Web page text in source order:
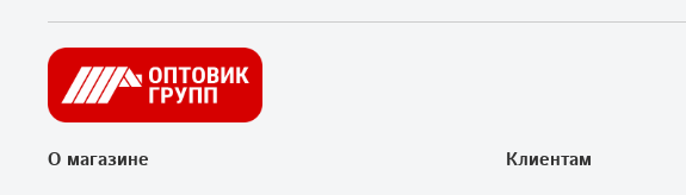
О магазине Клиентам